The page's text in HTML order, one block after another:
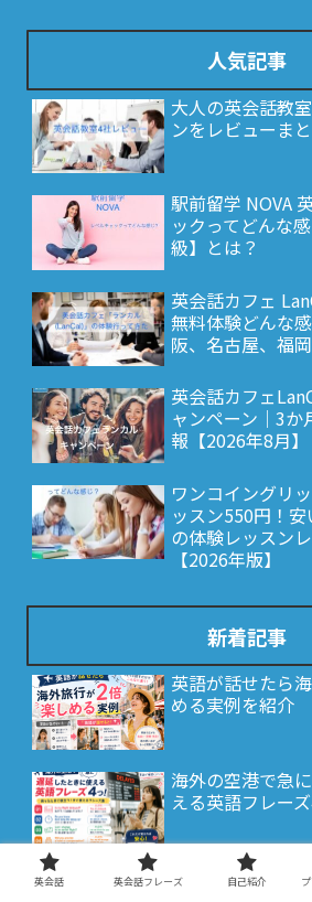
人気記事
大人の英会話教
ンをレビューま
駅前留学 NOVA
ックってどんな
級】とは？
英会話カフェ
無料体験どんな
阪、名古屋、福岡
英会話カフェ
ャンペーン｜3
報【2026年8月】
ワンコイングリ
ッスン550円！
の体験レッスン
【2026年版】
新着記事
英語が話せたら
める実例を紹介
海外の空港で急
える英語フレー
海外のスーパー
英会話 英会話フレーズ 自己紹介